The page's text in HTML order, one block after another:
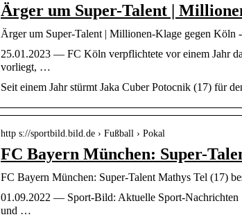
Ärger um Super-Talent |
Ärger um Super-Talent | Millionen-Klage gegen
25.01.2023 — FC Köln verpflichtete vor einem Jahr
vorliegt, …
Seit einem Jahr stürmt Jaka Cuber Potocnik (17) für
http s://sportbild.bild.de › Fußball › Pokal
FC Bayern München: Super-
FC Bayern München: Super-Talent Mathys Tel (17)
01.09.2022 — Sport-Bild: Aktuelle Sport-Nachrichten
und …